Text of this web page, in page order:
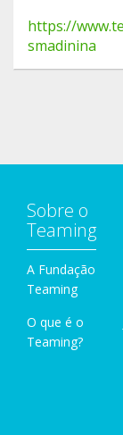
https://
smadinina
Sobre o
Teaming
A Fundação
Teaming
O que é o
Teaming?